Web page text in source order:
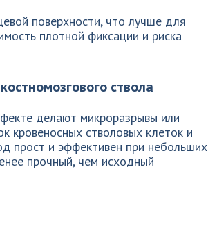
поверхности, что лучше для
плотной фиксации и риска
ствола
делают микроразрывы или
кровеносных стволовых клеток и
прост и эффективен при небольших
прочный, чем исходный